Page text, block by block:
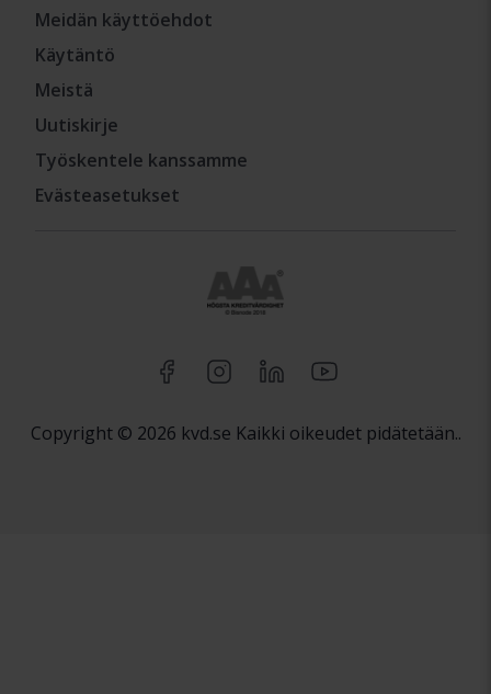
Meidän käyttöehdot
Käytäntö
Meistä
Uutiskirje
Työskentele kanssamme
Evästeasetukset
Copyright © 2026 kvd.se Kaikki oikeudet pidätetään..